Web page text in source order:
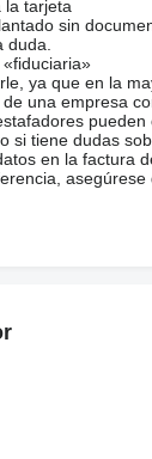
la tarjeta
sin
ya que en la
una empresa
si tiene dudas
en la factura